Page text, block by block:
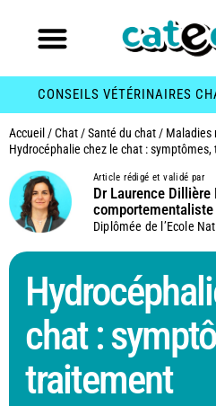
CONSEILS VÉTÉRINAIRES
Accueil /Chat /Santé du chat / Maladies
Hydrocéphalie chez le chat :
Article rédigé et validé par
Dr Laurence
comportementaliste
Diplômée de l’Ecole
chat :
traitement